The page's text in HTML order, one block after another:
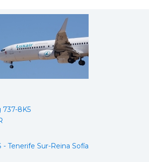
737-8K5
- Tenerife Sur-Reina Sofía